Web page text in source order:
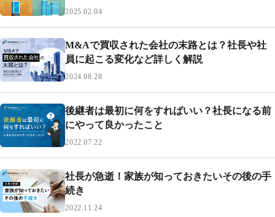
2025.02.04
M&Aで買収された会社の末路とは？社長や社
員に起こる変化など詳しく解説
2024.08.28
後継者は最初に何をすればいい？社長になる前
にやって良かったこと
2022.07.22
社長が急逝！家族が知っておきたいその後の手
続き
2022.11.24